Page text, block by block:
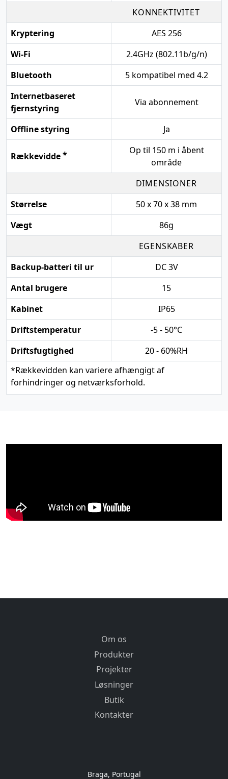
KONNEKTIVITET
Kryptering
AES 256
Wi-Fi
2.4GHz (802.11b/g/n)
Bluetooth
5 kompatibel med 4.2
Internetbaseret
fjernstyring
Via abonnement
Offline styring Ja
Rækkevidde*
Op til 150 m i åbent
område
DIMENSIONER
Størrelse
50 x 70 x 38 mm
Vægt
86g
EGENSKABER
Backup-batteri til ur
DC 3V
Antal brugere
15
Kabinet
IP65
Driftstemperatur
-5 - 50°C
Driftsfugtighed
20 - 60%RH
*Rækkevidden kan variere afhængigt af
forhindringer og netværksforhold.
Om os
Produkter
Projekter
Løsninger
Butik
Kontakter
Braga, Portugal